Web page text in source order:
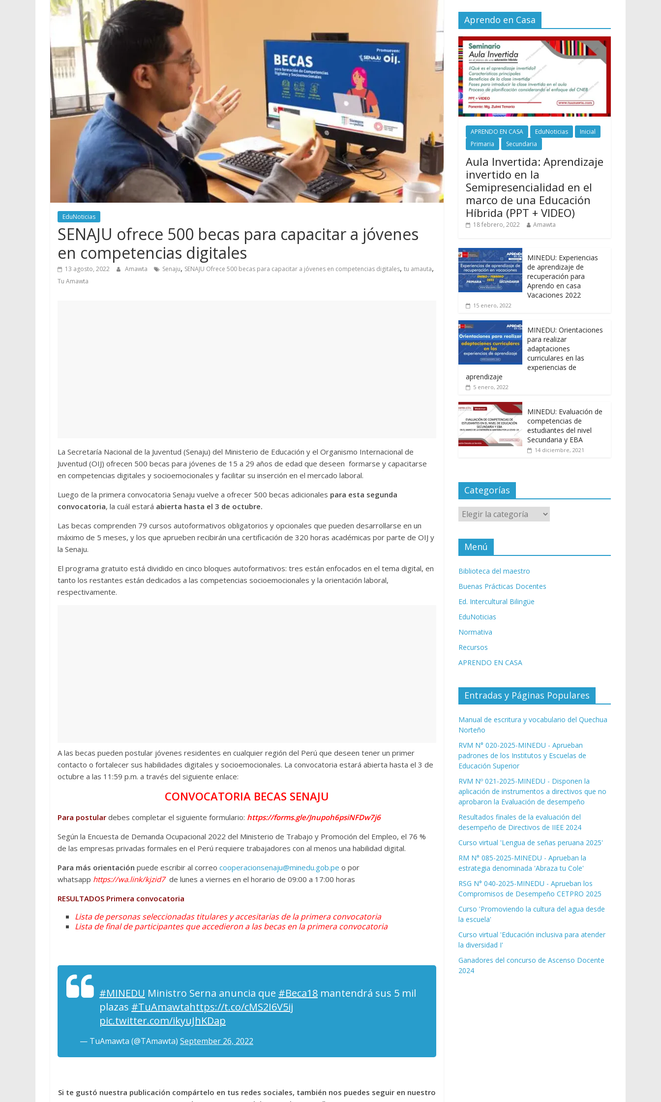
EduNoticias
SENAJU ofrece 500 becas para capacitar a jóvenes
en competencias digitales
13 agosto, 2022 Amawta Senaju, SENAJU Ofrece 500 becas para capacitar a jóvenes en competencias digitales, tu amauta,
Tu Amawta
La Secretaría Nacional de la Juventud (Senaju) del Ministerio de Educación y el Organismo Internacional de
Juventud (OIJ) ofrecen 500 becas para jóvenes de 15 a 29 años de edad que deseen formarse y capacitarse
en competencias digitales y socioemocionales y facilitar su inserción en el mercado laboral.
Luego de la primera convocatoria Senaju vuelve a ofrecer 500 becas adicionales para esta segunda
convocatoria, la cuál estará abierta hasta el 3 de octubre.
Las becas comprenden 79 cursos autoformativos obligatorios y opcionales que pueden desarrollarse en un
máximo de 5 meses, y los que aprueben recibirán una certificación de 320 horas académicas por parte de OIJ y
la Senaju.
El programa gratuito está dividido en cinco bloques autoformativos: tres están enfocados en el tema digital, en
tanto los restantes están dedicados a las competencias socioemocionales y la orientación laboral,
respectivamente.
A las becas pueden postular jóvenes residentes en cualquier región del Perú que deseen tener un primer
contacto o fortalecer sus habilidades digitales y socioemocionales. La convocatoria estará abierta hasta el 3 de
octubre a las 11:59 p.m. a través del siguiente enlace:
CONVOCATORIA BECAS SENAJU
Para postular debes completar el siguiente formulario: https://forms.gle/Jnupoh6psiNFDw7j6
Según la Encuesta de Demanda Ocupacional 2022 del Ministerio de Trabajo y Promoción del Empleo, el 76 %
de las empresas privadas formales en el Perú requiere trabajadores con al menos una habilidad digital.
Para más orientación puede escribir al correo cooperacionsenaju@minedu.gob.pe o por
whatsapp https://wa.link/kjzid7 de lunes a viernes en el horario de 09:00 a 17:00 horas
RESULTADOS Primera convocatoria
Lista de personas seleccionadas titulares y accesitarias de la primera convocatoria
Lista de final de participantes que accedieron a las becas en la primera convocatoria
#MINEDU Ministro Serna anuncia que #Beca18 mantendrá sus 5 mil
plazas #TuAmawtahttps://t.co/cMS2I6V5ij
pic.twitter.com/ikyuJhKDap
— TuAmawta (@TAmawta) September 26, 2022
Si te gustó nuestra publicación compártelo en tus redes sociales, también nos puedes seguir en nuestro
Aprendo en Casa
APRENDO EN CASA EduNoticias
Inicial
Primaria
Secundaria
Aula Invertida: Aprendizaje
invertido en la
Semipresencialidad en el
marco de una Educación
Híbrida (PPT + VIDEO)
18 febrero, 2022 Amawta
MINEDU: Experiencias
de aprendizaje de
recuperación para
Aprendo en casa
Vacaciones 2022
15 enero, 2022
MINEDU: Orientaciones
para realizar
adaptaciones
curriculares en las
experiencias de
aprendizaje
5 enero, 2022
MINEDU: Evaluación de
competencias de
estudiantes del nivel
Secundaria y EBA
14 diciembre, 2021
Categorías
Categorías
Menú
Biblioteca del maestro
Buenas Prácticas Docentes
Ed. Intercultural Bilingüe
EduNoticias
Normativa
Recursos
APRENDO EN CASA
Entradas y Páginas Populares
Manual de escritura y vocabulario del Quechua
Norteño
RVM N° 020-2025-MINEDU - Aprueban
padrones de los Institutos y Escuelas de
Educación Superior
RVM Nº 021-2025-MINEDU - Disponen la
aplicación de instrumentos a directivos que no
aprobaron la Evaluación de desempeño
Resultados finales de la evaluación del
desempeño de Directivos de IIEE 2024
Curso virtual 'Lengua de señas peruana 2025'
RM N° 085-2025-MINEDU - Aprueban la
estrategia denominada 'Abraza tu Cole'
RSG N° 040-2025-MINEDU - Aprueban los
Compromisos de Desempeño CETPRO 2025
Curso 'Promoviendo la cultura del agua desde
la escuela'
Curso virtual 'Educación inclusiva para atender
la diversidad I'
Ganadores del concurso de Ascenso Docente
2024